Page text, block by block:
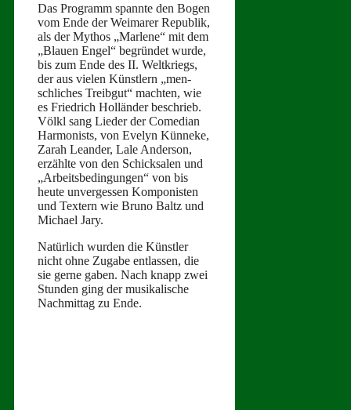
Das Pro­gramm span­nte den Bogen
vom Ende der Weimar­er Repub­lik,
als der Mythos „Mar­lene“ mit dem
„Blauen Engel“ begrün­det wurde,
bis zum Ende des II. Weltkriegs,
der aus vie­len Kün­stlern „men­
schlich­es Treibgut“ macht­en, wie
es Friedrich Hol­län­der beschrieb.
Völkl sang Lieder der Come­di­an
Har­monists, von Eve­lyn Kün­neke,
Zarah Lean­der, Lale Ander­son,
erzählte von den Schick­salen und
„Arbeits­be­din­gun­gen“ von bis
heute unvergessen Kom­pon­is­ten
und Tex­tern wie Bruno Baltz und
Michael Jary.
Natür­lich wur­den die Kün­stler
nicht ohne Zugabe ent­lassen, die
sie gerne gaben. Nach knapp zwei
Stun­den ging der musikalis­che
Nach­mit­tag zu Ende.